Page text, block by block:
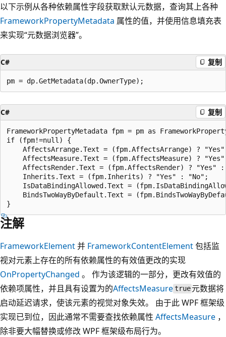
以下示例从各种依赖属性字段获取默认元数据，查询其上各种
FrameworkPropertyMetadata 属性的值，并使用信息填充表
来实现“元数据浏览器”。
C# 复制
C# 复制
FrameworkPropertyMetadata fpm = pm as
if (fpm!=null) {
AffectsArrange.Text = (fpm.AffectsArrange) ?
AffectsMeasure.Text = (fpm.AffectsMeasure) ?
AffectsRender.Text = (fpm.AffectsRender) ? "Yes"
    Inherits.Text = (fpm.Inherits) ? "Yes" : "No";
IsDataBindingAllowed.Text =
BindsTwoWayByDefault.Text =
注解
FrameworkElement并 FrameworkContentElement包括监
视对元素上存在的所有依赖属性的有效值更改的实现
OnPropertyChanged 。 作为该逻辑的一部分，更改有效值的
依赖项属性，并且具有设置为的AffectsMeasuretrue 元数据将
启动延迟请求，使该元素的视觉对象失效。 由于此 WPF 框架级
实现已到位，因此通常不需要查找依赖属性 AffectsMeasure ，
除非要大幅替换或修改 WPF 框架级布局行为。